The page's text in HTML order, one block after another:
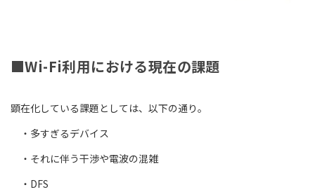
■Wi-Fi利用における現在の課題
顕在化している課題としては、以下の通り。
・多すぎるデバイス
・それに伴う干渉や電波の混雑
・DFS